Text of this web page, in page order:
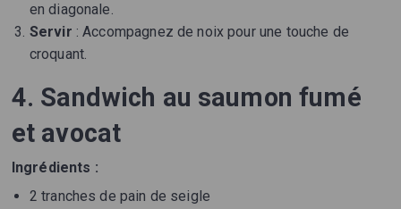
en diagonale.
Servir : Accompagnez de noix pour une touche de
croquant.
4. Sandwich au saumon fumé
et avocat
Ingrédients :
2 tranches de pain de seigle